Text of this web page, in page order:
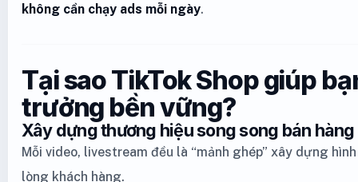
không cần chạy ads mỗi ngày.
Tại sao TikTok Shop giúp
trưởng bền vững?
Xây dựng thương hiệu song song bán hàng
Mỗi video, livestream đều là “mảnh ghép” xây dựng
lòng khách hàng.